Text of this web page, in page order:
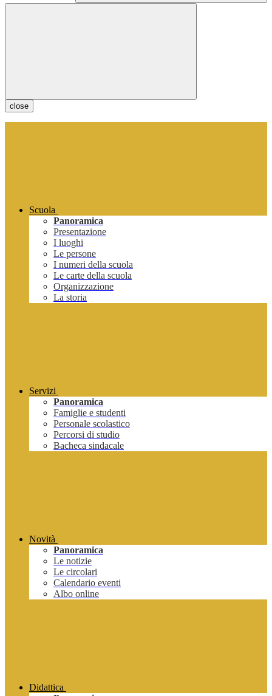
close
Scuola
Panoramica
Presentazione
I luoghi
Le persone
I numeri della scuola
Le carte della scuola
Organizzazione
La storia
Servizi
Panoramica
Famiglie e studenti
Personale scolastico
Percorsi di studio
Bacheca sindacale
Novità
Panoramica
Le notizie
Le circolari
Calendario eventi
Albo online
Didattica